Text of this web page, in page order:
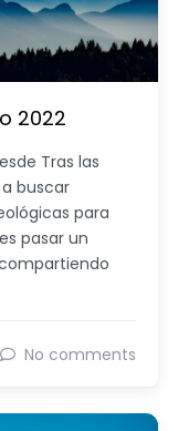
2022
Tras las
buscar
para
pasar un
No comments